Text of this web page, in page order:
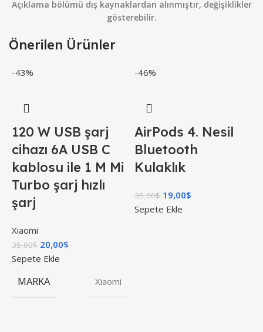
Açıklama bölümü dış kaynaklardan alınmıştır, değişiklikler
gösterebilir.
Önerilen Ürünler
-43%
120 W USB şarj
cihazı 6A USB C
kablosu ile 1 M Mi
Turbo şarj hızlı
şarj
Xiaomi
35,00$ 20,00$
Sepete Ekle
MARKA Xiaomi
-46%
AirPods 4. Nesil
Bluetooth
Kulaklık
35,00$ 19,00$
Sepete Ekle